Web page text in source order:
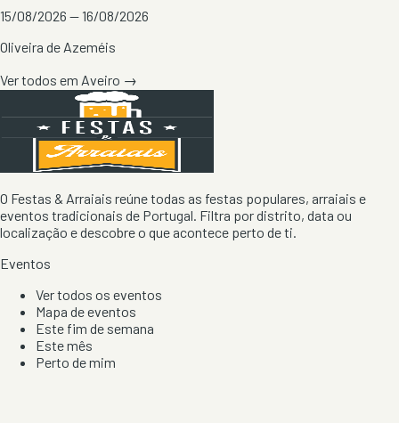
15/08/2026 — 16/08/2026
Oliveira de Azeméis
Ver todos em Aveiro →
O Festas & Arraiais reúne todas as festas populares, arraiais e
eventos tradicionais de Portugal. Filtra por distrito, data ou
localização e descobre o que acontece perto de ti.
Eventos
Ver todos os eventos
Mapa de eventos
Este fim de semana
Este mês
Perto de mim